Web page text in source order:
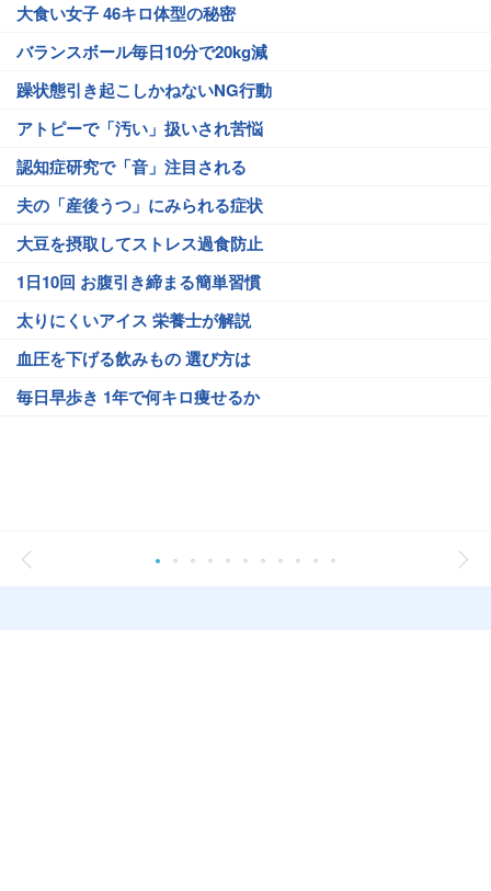
大食い女子 46キロ体型の秘密
バランスボール毎日10分で20kg減
躁状態引き起こしかねないNG行動
アトピーで「汚い」扱いされ苦悩
認知症研究で「音」注目される
夫の「産後うつ」にみられる症状
大豆を摂取してストレス過食防止
1日10回 お腹引き締まる簡単習慣
太りにくいアイス 栄養士が解説
血圧を下げる飲みもの 選び方は
毎日早歩き 1年で何キロ痩せるか